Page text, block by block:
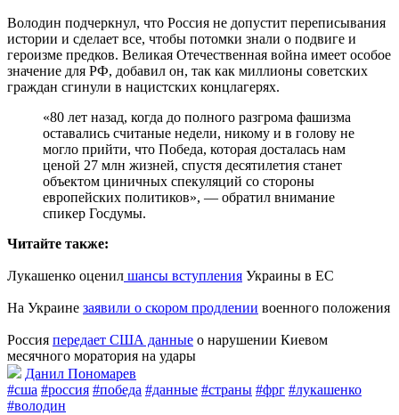
Володин подчеркнул, что Россия не допустит переписывания
истории и сделает все, чтобы потомки знали о подвиге и
героизме предков. ​Великая ​Отечественная война имеет особое
значение для РФ, ​добавил он, так как миллионы советских
граждан сгинули в нацистских концлагерях.
«80 лет назад, когда до полного разгрома фашизма
оставались считаные недели, никому и в голову не
могло прийти, что Победа, которая досталась нам
ценой 27 млн жизней, спустя десятилетия станет
объектом циничных спекуляций со стороны
европейских политиков», — обратил внимание
спикер Госдумы.
Читайте также:
Лукашенко оценил шансы вступления Украины в ЕС
На Украине заявили о скором продлении военного положения
Россия передает США данные о нарушении Киевом
месячного моратория на удары
Данил Пономарев
#сша #россия #победа #данные #страны #фрг #лукашенко
#володин